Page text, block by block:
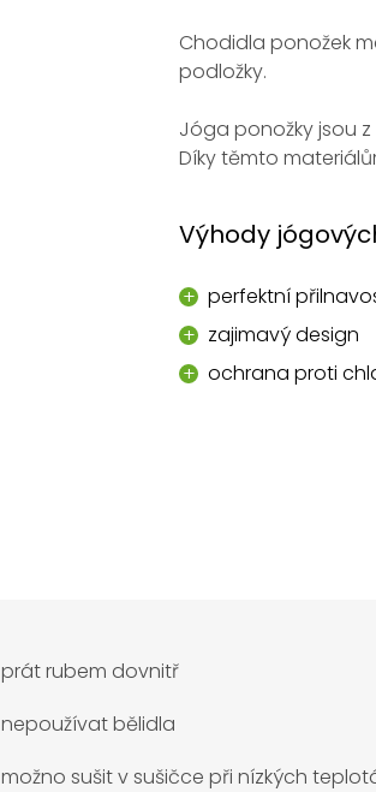
Chodidla ponožek
podložky.
Jóga ponožky jsou z
Díky těmto
Výhody
perfektní
zajimavý design
ochrana proti
prát rubem dovnitř
nepoužívat bělidla
možno sušit v sušičce při nízkých